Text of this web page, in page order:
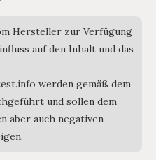
Hersteller zur Verfügung
auf den Inhalt und das
werden gemäß dem
und sollen dem
aber auch negativen